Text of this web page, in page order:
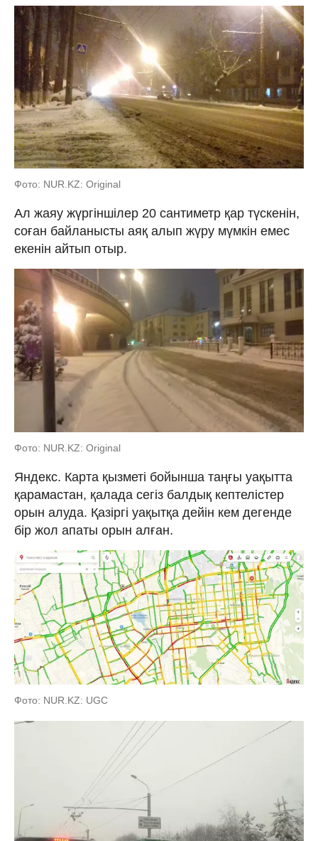
Фото: NUR.KZ: Original
Ал жаяу жүргіншілер 20 сантиметр қар түскенін,
соған байланысты аяқ алып жүру мүмкін емес
екенін айтып отыр.
Фото: NUR.KZ: Original
Яндекс. Карта қызметі бойынша таңғы уақытта
қарамастан, қалада сегіз балдық кептелістер
орын алуда. Қазіргі уақытқа дейін кем дегенде
бір жол апаты орын алған.
Фото: NUR.KZ: UGC